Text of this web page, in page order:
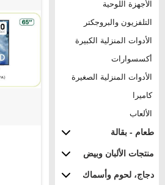
الأجهزة اللوحية
التلفزيون والبروجكتر
الأدوات المنزلية الكبيرة
أكسسوارات
الأدوات المنزلية الصغيرة
كاميرا
الألعاب
طعام - بقالة
منتجات الألبان وبيض
دجاج، لحوم وأسماك